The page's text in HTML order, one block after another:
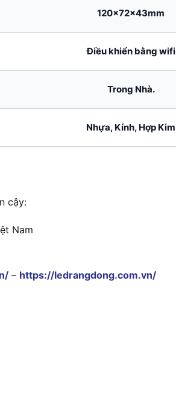
120x72x43mm
Điều khiển bằng wifi
Trong Nhà.
Nhựa, Kính, Hợp Kim
cậy:
Nam
– https://ledrangdong.com.vn/